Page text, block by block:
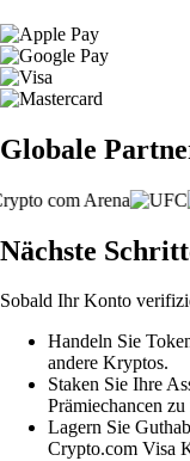
Globale
Nächste
Sobald Ihr Konto
Handeln Sie
andere Kryptos.
Staken Sie Ihre
Prämiechancen zu
Lagern Sie
Crypto.com Visa